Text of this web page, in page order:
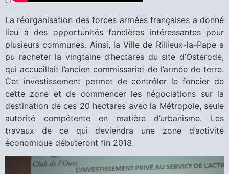
La réorganisation des forces armées françaises a donné
lieu à des opportunités foncières intéressantes pour
plusieurs communes. Ainsi, la Ville de Rillieux-la-Pape a
pu racheter la vingtaine d’hectares du site d’Osterode,
qui accueillait l’ancien commissariat de l’armée de terre.
Cet investissement permet de contrôler le foncier de
cette zone et de commencer les négociations sur la
destination de ces 20 hectares avec la Métropole, seule
autorité compétente en matière d’urbanisme. Les
travaux de ce qui deviendra une zone d’activité
économique débuteront fin 2018.